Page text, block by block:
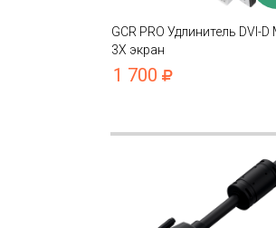
GCR PRO Удлинитель DVI-D
3Х экран
1 700